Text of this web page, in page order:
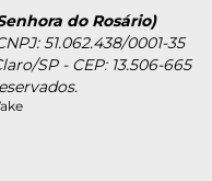
do Rosário)
51.062.438/0001-35
SP - CEP: 13.506-665